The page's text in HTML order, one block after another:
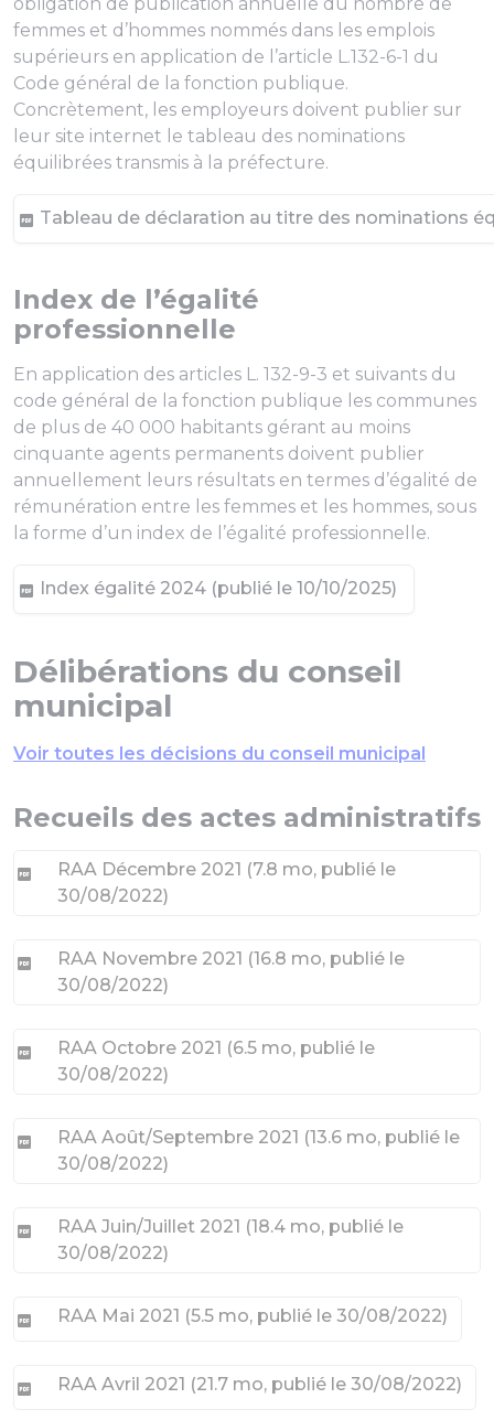
femmes et d’hommes nommés dans les emplois
supérieurs en application de l’article L.132-6-1 du
Code général de la fonction publique.
Concrètement, les employeurs doivent publier sur
leur site internet le tableau des nominations
équilibrées transmis à la préfecture.
Tableau de déclaration au titre des nominations
Index de l’égalité
professionnelle
En application des articles L. 132-9-3 et suivants du
code général de la fonction publique les communes
de plus de 40 000 habitants gérant au moins
cinquante agents permanents doivent publier
annuellement leurs résultats en termes d’égalité de
rémunération entre les femmes et les hommes, sous
la forme d’un index de l’égalité professionnelle.
Index égalité 2024 (publié le 10/10/2025)
Délibérations du conseil
municipal
Voir toutes les décisions du conseil municipal
Recueils des actes administratifs
RAA Décembre 2021 (7.8 mo, publié le
30/08/2022)
RAA Novembre 2021 (16.8 mo, publié le
30/08/2022)
RAA Octobre 2021 (6.5 mo, publié le
30/08/2022)
RAA Août/Septembre 2021 (13.6 mo, publié le
30/08/2022)
RAA Juin/Juillet 2021 (18.4 mo, publié le
30/08/2022)
RAA Mai 2021 (5.5 mo, publié le 30/08/2022)
RAA Avril 2021 (21.7 mo, publié le 30/08/2022)